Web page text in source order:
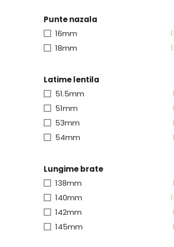
Punte nazala
16mm
18mm
Latime lentila
51.5mm
51mm
53mm
54mm
Lungime brate
138mm
140mm
142mm
145mm